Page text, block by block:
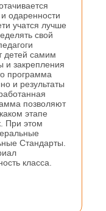
одаренности
учатся лучше
свой
детей самим
и закрепления
программа
и результаты
позволяют
этапе
При этом
Стандарты.
класса.